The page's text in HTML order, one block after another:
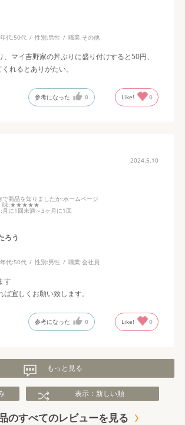
年代:50代 性別:男性 職業:その他
、マイ吉野家の丼ぶりに盛り付けすると50円、
れるとありがたい。
参考になった 0 Like! 0
2024.5.10
で商品を知りましたか:ホームページ
味:★★★★★
:月に1回未満～3ヶ月に1回
ろう
年代:50代 性別:男性 職業:会社員
す
ば宜しくお願い致します。
参考になった 0 Like! 0
もっと見る
表示：新しい順
のすべてのレビューを見る